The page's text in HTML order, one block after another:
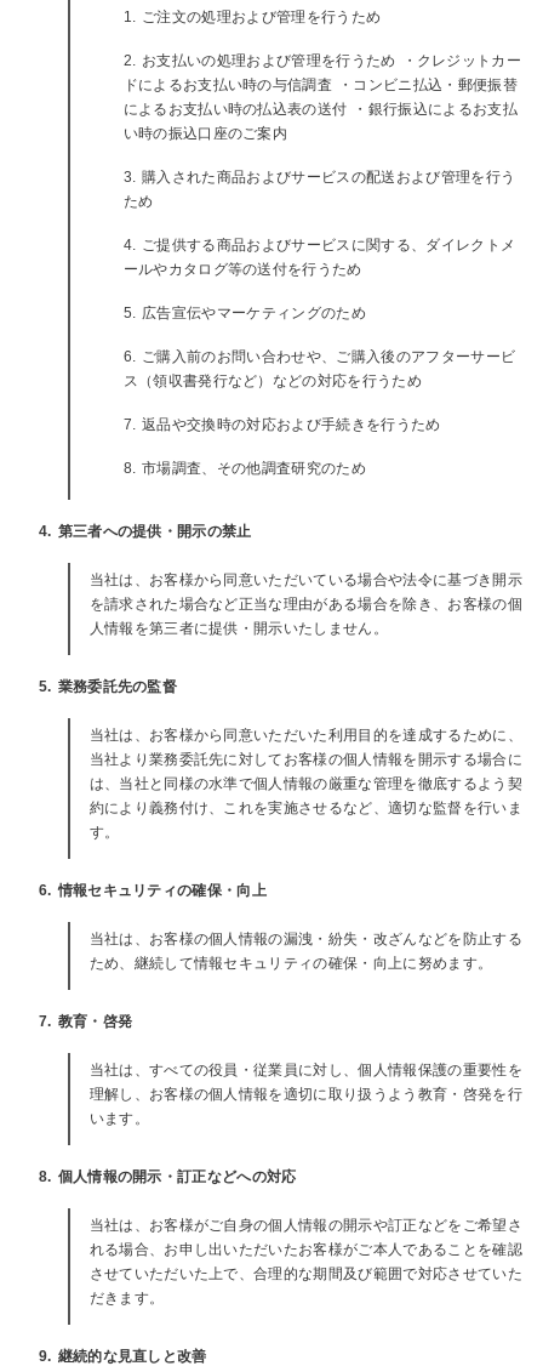
ご注文の処理および管理を行うため
お支払いの処理および管理を行うため ・クレジットカー
ドによるお支払い時の与信調査 ・コンビニ払込・郵便振替
によるお支払い時の払込表の送付 ・銀行振込によるお支払
い時の振込口座のご案内
購入された商品およびサービスの配送および管理を行う
ため
ご提供する商品およびサービスに関する、ダイレクトメ
ールやカタログ等の送付を行うため
広告宣伝やマーケティングのため
ご購入前のお問い合わせや、ご購入後のアフターサービ
ス（領収書発行など）などの対応を行うため
返品や交換時の対応および手続きを行うため
市場調査、その他調査研究のため
4. 第三者への提供・開示の禁止
当社は、お客様から同意いただいている場合や法令に基づき開示
を請求された場合など正当な理由がある場合を除き、お客様の個
人情報を第三者に提供・開示いたしません。
5. 業務委託先の監督
当社は、お客様から同意いただいた利用目的を達成するために、
当社より業務委託先に対してお客様の個人情報を開示する場合に
は、当社と同様の水準で個人情報の厳重な管理を徹底するよう契
約により義務付け、これを実施させるなど、適切な監督を行いま
す。
6. 情報セキュリティの確保・向上
当社は、お客様の個人情報の漏洩・紛失・改ざんなどを防止する
ため、継続して情報セキュリティの確保・向上に努めます。
7. 教育・啓発
当社は、すべての役員・従業員に対し、個人情報保護の重要性を
理解し、お客様の個人情報を適切に取り扱うよう教育・啓発を行
います。
8. 個人情報の開示・訂正などへの対応
当社は、お客様がご自身の個人情報の開示や訂正などをご希望さ
れる場合、お申し出いただいたお客様がご本人であることを確認
させていただいた上で、合理的な期間及び範囲で対応させていた
だきます。
9. 継続的な見直しと改善